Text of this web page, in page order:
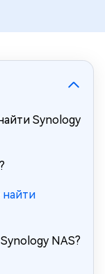
Synology
найти
NAS?